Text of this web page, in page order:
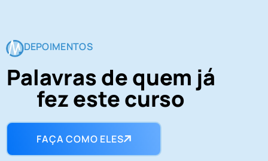
DEPOIMENTOS
Palavras de quem já
fez este curso
FAÇA COMO ELES